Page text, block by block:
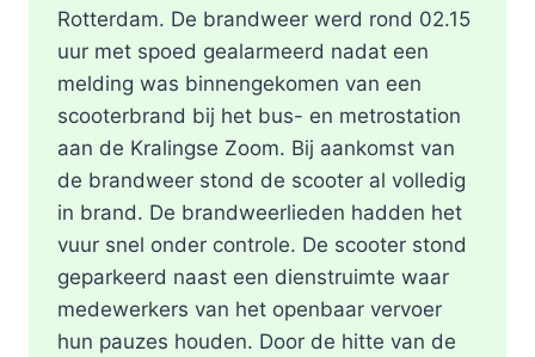
Rotterdam. De brandweer werd rond 02.15
uur met spoed gealarmeerd nadat een
melding was binnengekomen van een
scooterbrand bij het bus- en metrostation
aan de Kralingse Zoom. Bij aankomst van
de brandweer stond de scooter al volledig
in brand. De brandweerlieden hadden het
vuur snel onder controle. De scooter stond
geparkeerd naast een dienstruimte waar
medewerkers van het openbaar vervoer
hun pauzes houden. Door de hitte van de